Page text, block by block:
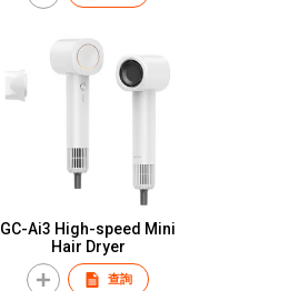
GC-Ai3 High-speed Mini
Hair Dryer
查詢